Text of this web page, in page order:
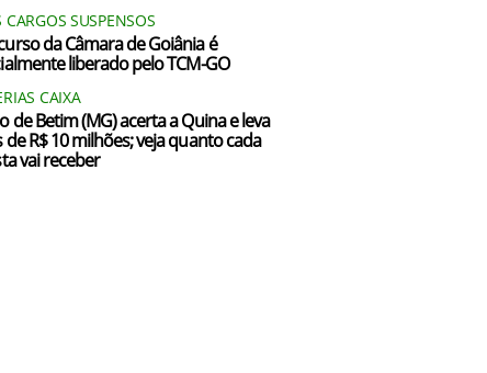
CARGOS SUSPENSOS
da Câmara de Goiânia é
liberado pelo TCM-GO
CAIXA
de Betim (MG) acerta a Quina e leva
de R$ 10 milhões; veja quanto cada
vai receber